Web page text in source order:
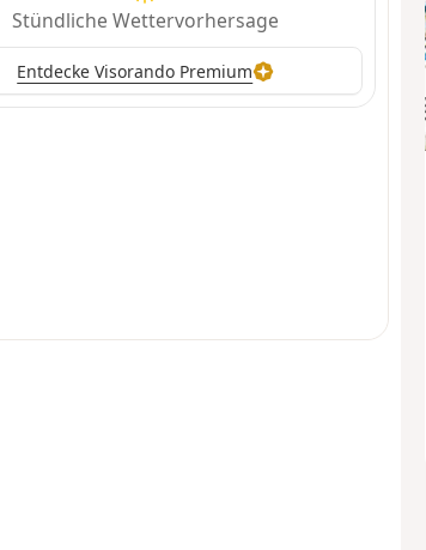
Stündliche Wettervorhersage
Entdecke Visorando Premium